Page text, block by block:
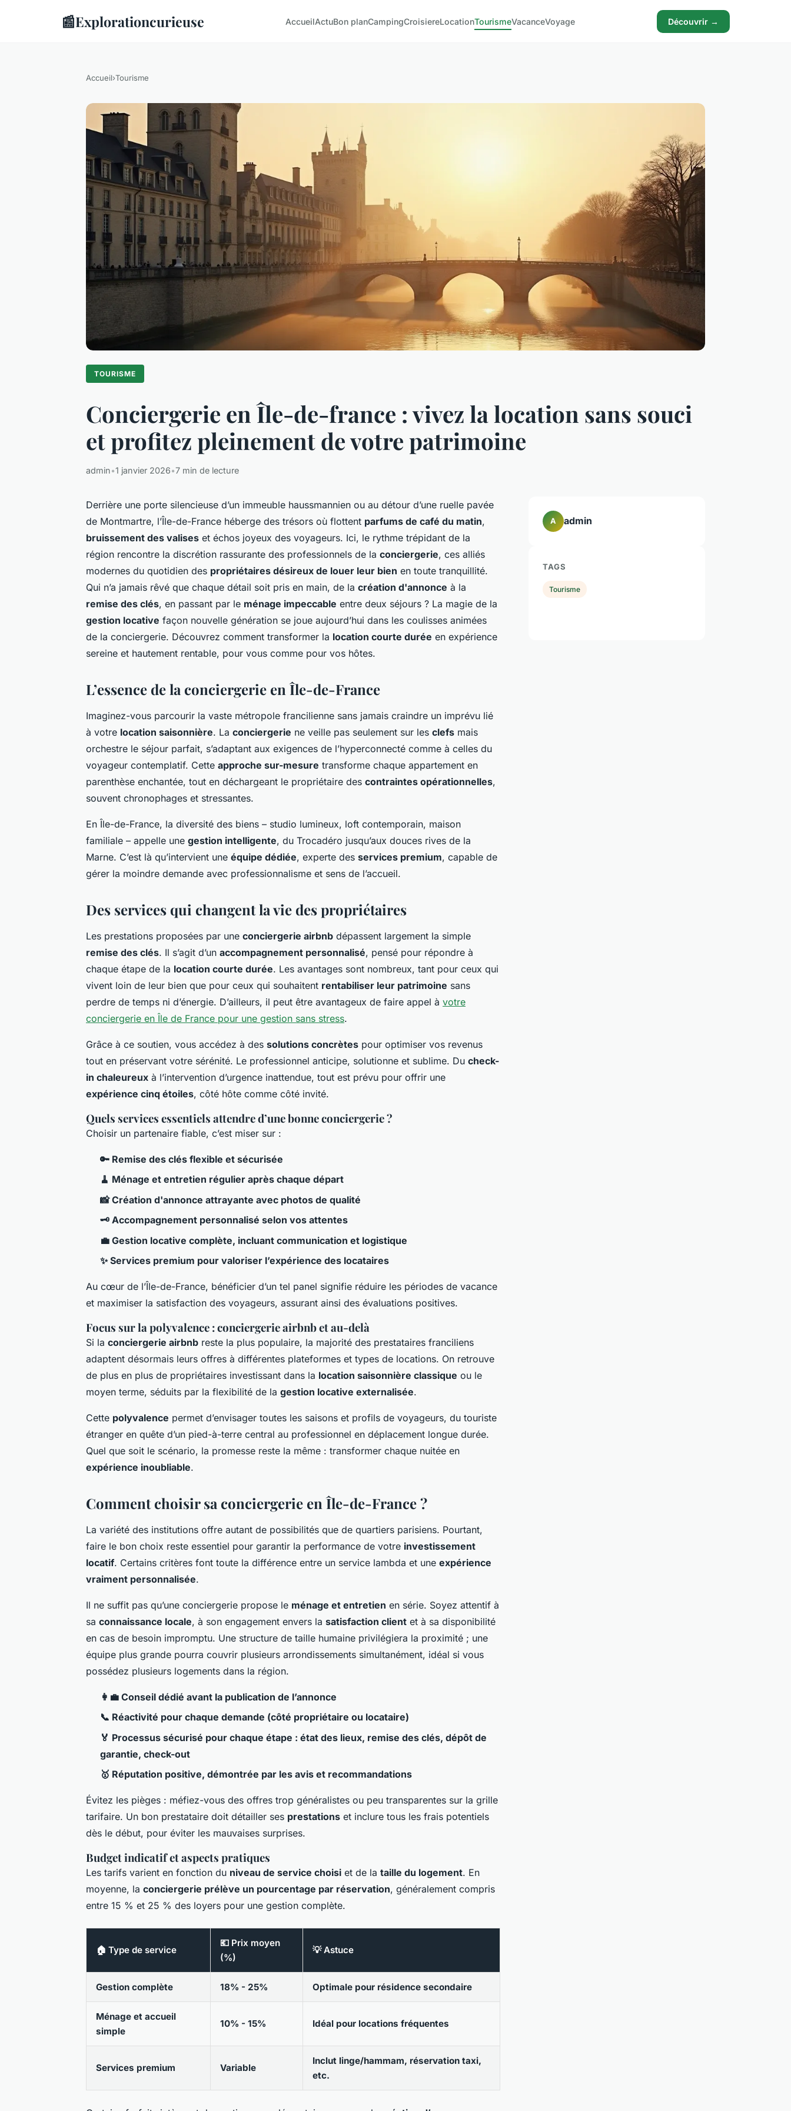
📰Explorationcurieuse AccueilActuBon planCampingCroisiereLocationTourismeVacanceVoyage Découvrir →
Accueil›Tourisme
TOURISME
Conciergerie en Île-de-france : vivez la location sans souci
et profitez pleinement de votre patrimoine
admin•1 janvier 2026•7 min de lecture
Derrière une porte silencieuse d’un immeuble haussmannien ou au détour d’une ruelle pavée
de Montmartre, l’Île-de-France héberge des trésors où flottent parfums de café du matin,
bruissement des valises et échos joyeux des voyageurs. Ici, le rythme trépidant de la
région rencontre la discrétion rassurante des professionnels de la conciergerie, ces alliés
modernes du quotidien des propriétaires désireux de louer leur bien en toute tranquillité.
Qui n’a jamais rêvé que chaque détail soit pris en main, de la création d'annonce à la
remise des clés, en passant par le ménage impeccable entre deux séjours ? La magie de la
gestion locative façon nouvelle génération se joue aujourd’hui dans les coulisses animées
de la conciergerie. Découvrez comment transformer la location courte durée en expérience
sereine et hautement rentable, pour vous comme pour vos hôtes.
L’essence de la conciergerie en Île-de-France
Imaginez-vous parcourir la vaste métropole francilienne sans jamais craindre un imprévu lié
à votre location saisonnière. La conciergerie ne veille pas seulement sur les clefs mais
orchestre le séjour parfait, s’adaptant aux exigences de l’hyperconnecté comme à celles du
voyageur contemplatif. Cette approche sur-mesure transforme chaque appartement en
parenthèse enchantée, tout en déchargeant le propriétaire des contraintes opérationnelles,
souvent chronophages et stressantes.
En Île-de-France, la diversité des biens – studio lumineux, loft contemporain, maison
familiale – appelle une gestion intelligente, du Trocadéro jusqu’aux douces rives de la
Marne. C’est là qu’intervient une équipe dédiée, experte des services premium, capable de
gérer la moindre demande avec professionnalisme et sens de l’accueil.
Des services qui changent la vie des propriétaires
Les prestations proposées par une conciergerie airbnb dépassent largement la simple
remise des clés. Il s’agit d’un accompagnement personnalisé, pensé pour répondre à
chaque étape de la location courte durée. Les avantages sont nombreux, tant pour ceux qui
vivent loin de leur bien que pour ceux qui souhaitent rentabiliser leur patrimoine sans
perdre de temps ni d’énergie. D’ailleurs, il peut être avantageux de faire appel à votre
conciergerie en Île de France pour une gestion sans stress.
Grâce à ce soutien, vous accédez à des solutions concrètes pour optimiser vos revenus
tout en préservant votre sérénité. Le professionnel anticipe, solutionne et sublime. Du check-
in chaleureux à l’intervention d’urgence inattendue, tout est prévu pour offrir une
expérience cinq étoiles, côté hôte comme côté invité.
Quels services essentiels attendre d’une bonne conciergerie ?
Choisir un partenaire fiable, c’est miser sur :
🔑 Remise des clés flexible et sécurisée
🧹 Ménage et entretien régulier après chaque départ
📸 Création d'annonce attrayante avec photos de qualité
🗝️ Accompagnement personnalisé selon vos attentes
💼 Gestion locative complète, incluant communication et logistique
✨ Services premium pour valoriser l’expérience des locataires
Au cœur de l’Île-de-France, bénéficier d’un tel panel signifie réduire les périodes de vacance
et maximiser la satisfaction des voyageurs, assurant ainsi des évaluations positives.
Focus sur la polyvalence : conciergerie airbnb et au-delà
Si la conciergerie airbnb reste la plus populaire, la majorité des prestataires franciliens
adaptent désormais leurs offres à différentes plateformes et types de locations. On retrouve
de plus en plus de propriétaires investissant dans la location saisonnière classique ou le
moyen terme, séduits par la flexibilité de la gestion locative externalisée.
Cette polyvalence permet d’envisager toutes les saisons et profils de voyageurs, du touriste
étranger en quête d’un pied-à-terre central au professionnel en déplacement longue durée.
Quel que soit le scénario, la promesse reste la même : transformer chaque nuitée en
expérience inoubliable.
Comment choisir sa conciergerie en Île-de-France ?
La variété des institutions offre autant de possibilités que de quartiers parisiens. Pourtant,
faire le bon choix reste essentiel pour garantir la performance de votre investissement
locatif. Certains critères font toute la différence entre un service lambda et une expérience
vraiment personnalisée.
Il ne suffit pas qu’une conciergerie propose le ménage et entretien en série. Soyez attentif à
sa connaissance locale, à son engagement envers la satisfaction client et à sa disponibilité
en cas de besoin impromptu. Une structure de taille humaine privilégiera la proximité ; une
équipe plus grande pourra couvrir plusieurs arrondissements simultanément, idéal si vous
possédez plusieurs logements dans la région.
👩‍💼 Conseil dédié avant la publication de l’annonce
📞 Réactivité pour chaque demande (côté propriétaire ou locataire)
🏅 Processus sécurisé pour chaque étape : état des lieux, remise des clés, dépôt de
garantie, check-out
🥇 Réputation positive, démontrée par les avis et recommandations
Évitez les pièges : méfiez-vous des offres trop généralistes ou peu transparentes sur la grille
tarifaire. Un bon prestataire doit détailler ses prestations et inclure tous les frais potentiels
dès le début, pour éviter les mauvaises surprises.
Budget indicatif et aspects pratiques
Les tarifs varient en fonction du niveau de service choisi et de la taille du logement. En
moyenne, la conciergerie prélève un pourcentage par réservation, généralement compris
entre 15 % et 25 % des loyers pour une gestion complète.
🏠 Type de service
💶 Prix moyen
(%)
💡 Astuce
Gestion complète 18% - 25% Optimale pour résidence secondaire
Ménage et accueil
simple
10% - 15% Idéal pour locations fréquentes
Services premium Variable
Inclut linge/hammam, réservation taxi,
etc.
A admin
TAGS
Tourisme